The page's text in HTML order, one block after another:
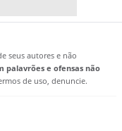
seus autores e não
palavrões e ofensas não
de uso, denuncie.